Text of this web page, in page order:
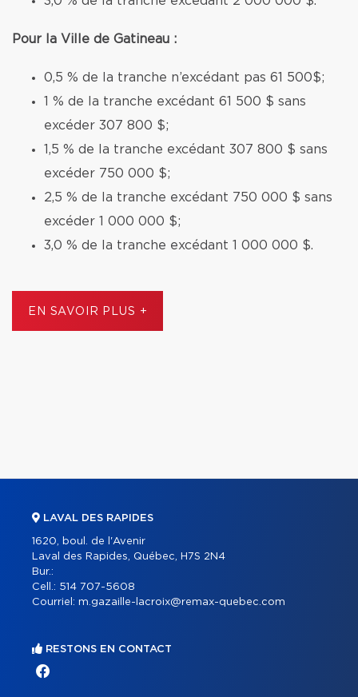
Pour la Ville de Gatineau :
0,5 % de la tranche n’excédant pas 61 500$;
1 % de la tranche excédant 61 500 $ sans
excéder 307 800 $;
1,5 % de la tranche excédant 307 800 $ sans
excéder 750 000 $;
2,5 % de la tranche excédant 750 000 $ sans
excéder 1 000 000 $;
3,0 % de la tranche excédant 1 000 000 $.
EN SAVOIR PLUS +
LAVAL DES RAPIDES
1620, boul. de l'Avenir
Laval des Rapides, Québec, H7S 2N4
Bur.:
Cell.: 514 707-5608
Courriel: m.gazaille-lacroix@remax-quebec.com
RESTONS EN CONTACT